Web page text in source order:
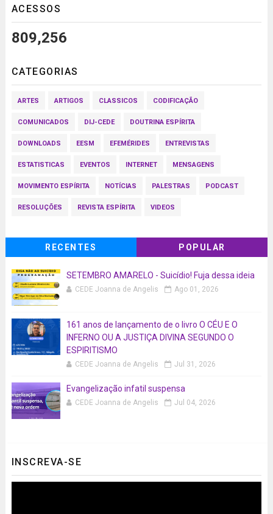
ACESSOS
809,256
CATEGORIAS
ARTES ARTIGOS CLASSICOS CODIFICAÇÃO
COMUNICADOS DIJ-CEDE DOUTRINA ESPÍRITA
DOWNLOADS EESM EFEMÉRIDES ENTREVISTAS
ESTATISTICAS EVENTOS INTERNET MENSAGENS
MOVIMENTO ESPÍRITA NOTÍCIAS PALESTRAS PODCAST
RESOLUÇÕES REVISTA ESPÍRITA VIDEOS
RECENTES POPULAR
SETEMBRO AMARELO - Suicídio! Fuja dessa ideia
CEDE Joanna de Angelis Ago 01, 2026
161 anos de lançamento de o livro O CÉU E O
INFERNO OU A JUSTIÇA DIVINA SEGUNDO O
ESPIRITISMO
CEDE Joanna de Angelis Jul 31, 2026
Evangelização infatil suspensa
CEDE Joanna de Angelis Jul 04, 2026
INSCREVA-SE